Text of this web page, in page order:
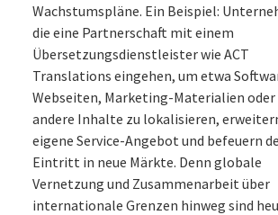
Wachstumspläne. Ein Beispiel:
die eine Partnerschaft mit einem
Übersetzungsdienstleister wie ACT
Translations eingehen, um etwa
Webseiten, Marketing-Materialien oder
andere Inhalte zu lokalisieren,
eigene Service-Angebot und befeuern
Eintritt in neue Märkte. Denn globale
Vernetzung und Zusammenarbeit über
internationale Grenzen hinweg sind